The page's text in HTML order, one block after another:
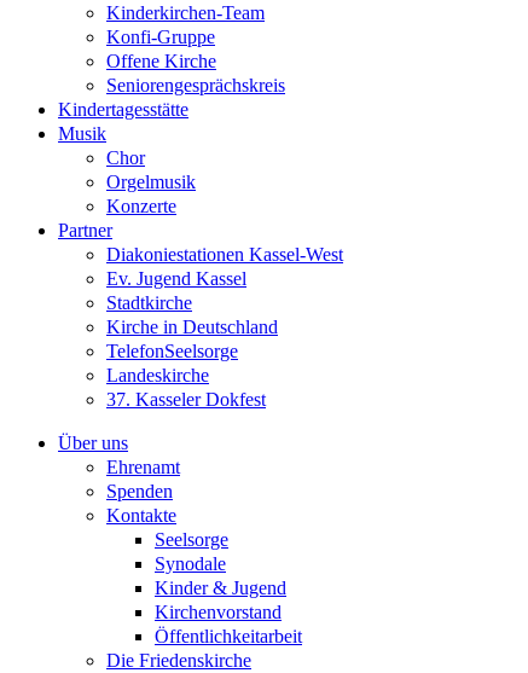
Kinderkirchen-Team
Konfi-Gruppe
Offene Kirche
Seniorengesprächskreis
Kindertagesstätte
Musik
Chor
Orgelmusik
Konzerte
Partner
Diakoniestationen Kassel-West
Ev. Jugend Kassel
Stadtkirche
Kirche in Deutschland
TelefonSeelsorge
Landeskirche
37. Kasseler Dokfest
Über uns
Ehrenamt
Spenden
Kontakte
Seelsorge
Synodale
Kinder & Jugend
Kirchenvorstand
Öffentlichkeitarbeit
Die Friedenskirche